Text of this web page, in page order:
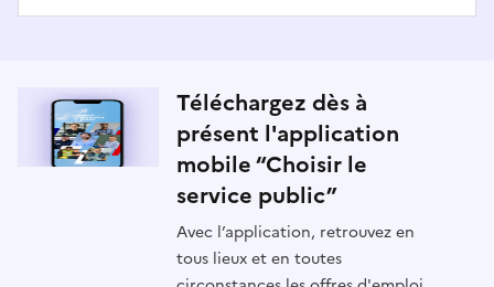
Téléchargez dès à
présent l'application
mobile “Choisir le
service public”
Avec l’application, retrouvez en
tous lieux et en toutes